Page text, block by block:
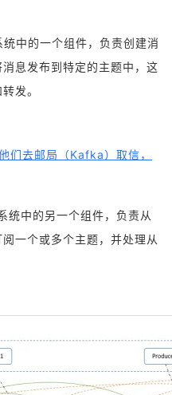
中的一个组件，负责创建消
息发布到特定的主题中，这
发。
们去邮局（Kafka）取信，
中的另一个组件，负责从
一个或多个主题，并处理从